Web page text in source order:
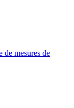
de mesures de